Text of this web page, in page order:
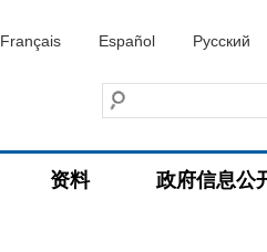
Français Español Русский
资料 政府信息公